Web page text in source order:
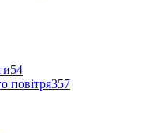
54
повітря357